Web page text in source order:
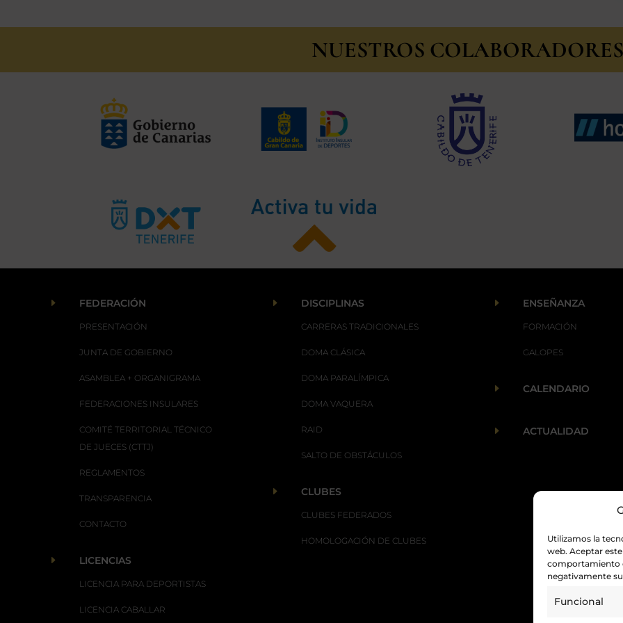
Utilizamos la
web. Aceptar
comportamiento
negativamente
Funcional
NUESTROS COLABORADORES
E FEDERACIÓN
PRESENTACIÓN
JUNTA DE GOBIERNO
ASAMBLEA + ORGANIGRAMA
FEDERACIONES INSULARES
COMITÉ TERRITORIAL TÉCNICO
DE JUECES (CTTJ)
REGLAMENTOS
TRANSPARENCIA
CONTACTO
E LICENCIAS
LICENCIA PARA DEPORTISTAS
LICENCIA CABALLAR
E DISCIPLINAS
CARRERAS TRADICIONALES
DOMA CLÁSICA
DOMA PARALÍMPICA
DOMA VAQUERA
RAID
SALTO DE OBSTÁCULOS
E CLUBES
CLUBES FEDERADOS
HOMOLOGACIÓN DE CLUBES
E ENSEÑANZA
FORMACIÓN
GALOPES
E CALENDARIO
E ACTUALIDAD